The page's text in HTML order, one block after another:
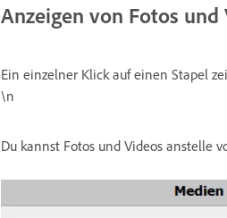
Anzeigen von Fotos
Ein einzelner Klick auf einen Stapel
\n
Du kannst Fotos und Videos anstelle